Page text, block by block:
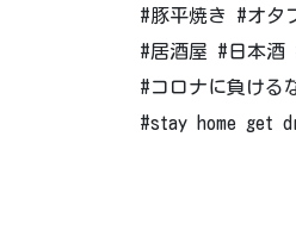
#豚平焼き #オタ
#居酒屋 #日本酒
#コロナに負ける
#stay home get